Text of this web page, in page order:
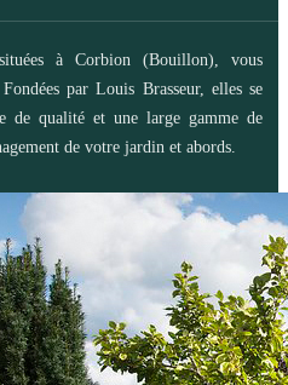
à Corbion (Bouillon), vous
par Louis Brasseur, elles se
de qualité et une large gamme de
de votre jardin et abords.